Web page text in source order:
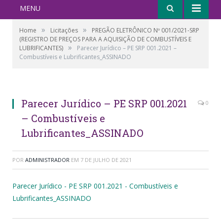
MENU
Home » Licitações »
PREGÃO ELETRÔNICO Nº 001/2021-SRP
(REGISTRO DE PREÇOS PARA A AQUISIÇÃO DE COMBUSTÍVEIS E
LUBRIFICANTES) »
Parecer Jurídico – PE SRP 001.2021 –
Combustíveis e Lubrificantes_ASSINADO
Parecer Jurídico – PE SRP 001.2021
– Combustíveis e
Lubrificantes_ASSINADO
0
POR ADMINISTRADOR EM 7 DE JULHO DE 2021
Parecer Jurídico - PE SRP 001.2021 - Combustíveis e
Lubrificantes_ASSINADO